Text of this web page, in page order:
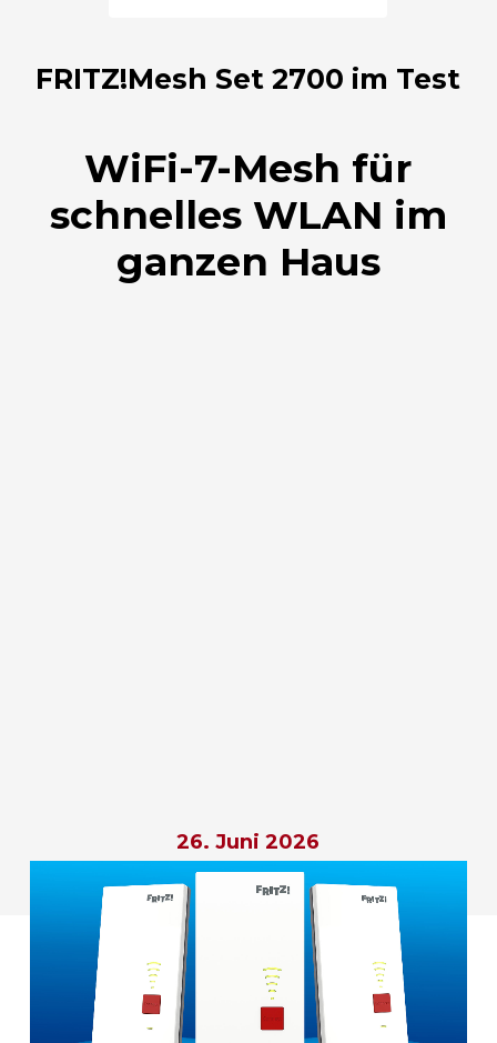
FRITZ!Mesh Set 2700 im Test
WiFi-7-Mesh für
schnelles WLAN im
ganzen Haus
26. Juni 2026